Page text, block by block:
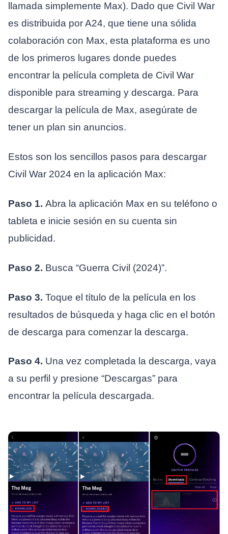
llamada simplemente Max). Dado que Civil War
es distribuida por A24, que tiene una sólida
colaboración con Max, esta plataforma es uno
de los primeros lugares donde puedes
encontrar la película completa de Civil War
disponible para streaming y descarga. Para
descargar la película de Max, asegúrate de
tener un plan sin anuncios.
Estos son los sencillos pasos para descargar
Civil War 2024 en la aplicación Max:
Paso 1. Abra la aplicación Max en su teléfono o
tableta e inicie sesión en su cuenta sin
publicidad.
Paso 2. Busca “Guerra Civil (2024)”.
Paso 3. Toque el título de la película en los
resultados de búsqueda y haga clic en el botón
de descarga para comenzar la descarga.
Paso 4. Una vez completada la descarga, vaya
a su perfil y presione “Descargas” para
encontrar la película descargada.